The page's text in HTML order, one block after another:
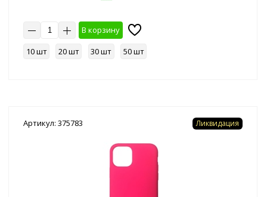
В корзину
10 шт
20 шт 30 шт 50 шт
Артикул: 375783 Ликвидация